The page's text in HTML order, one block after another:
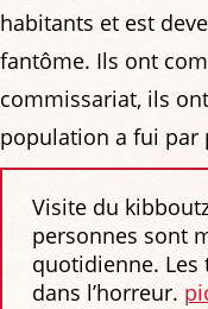
habitants et est
fantôme. Ils ont
commissariat, ils
population a fui par
Visite du
personnes sont
quotidienne.
dans l’horreur.